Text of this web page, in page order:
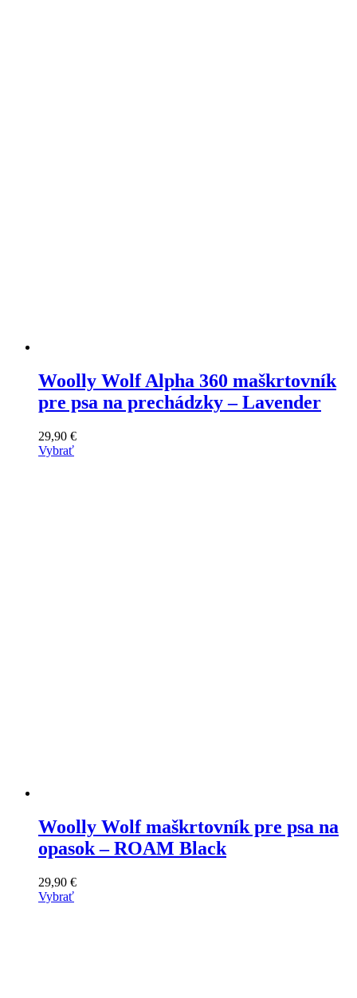
Woolly Wolf Alpha 360 maškrtovník
pre psa na prechádzky – Lavender
29,90 €
Vybrať
Woolly Wolf maškrtovník pre psa na
opasok – ROAM Black
29,90 €
Vybrať